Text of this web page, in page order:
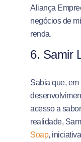
Aliança
negócios de
renda.
6. Samir
Sabia que,
acesso a
realidade,
Soap,